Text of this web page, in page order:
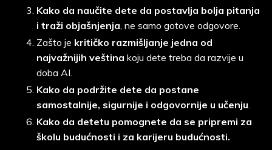
Kako da naučite dete da postavlja bolja pitanja
i traži objašnjenja , ne samo gotove odgovore.
Zašto je kritičko razmišljanje jedna od
najvažnijih veština koju dete treba da razvije u
doba AI.
Kako da podržite dete da postane
samostalnije, sigurnije i odgovornije u učenju
Kako da detetu pomognete da se pripremi za
školu budućnosti i za karijeru budućnosti.